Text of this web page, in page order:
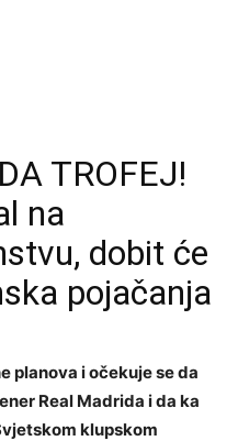
TROFEJ!
na
dobit će
pojačanja
planova i očekuje se da
Real Madrida i da ka
klupskom